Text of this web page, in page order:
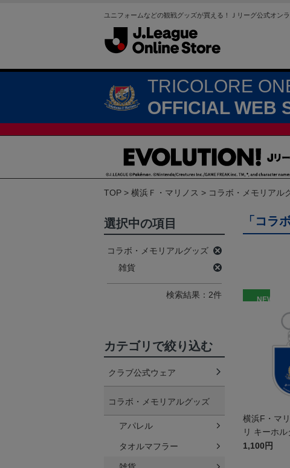
ユニフォームなどの観戦グッズが買える！Ｊリーグ公式オン
TRICOLORE
OFFICIAL WEB
TOP 横浜Ｆ・マリノス コラボ・メモリアル
「コラ
NEW
横浜F・マ
リ キーホル
1,100円
選択中の項目
コラボ・メモリアルグッズ
雑貨
検索結果：2件
カテゴリで絞り込む
クラブ公式ウェア
コラボ・メモリアルグッズ
アパレル
タオルマフラー